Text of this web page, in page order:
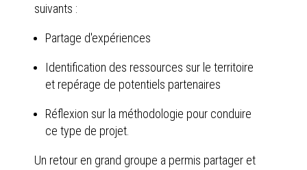
suivants :
Partage d'expériences
Identification des ressources sur le territoire
et repérage de potentiels partenaires
Réflexion sur la méthodologie pour conduire
ce type de projet.
Un retour en grand groupe a permis partager et